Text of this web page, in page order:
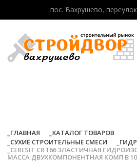
пос. Вахрушево,
ГЛАВНАЯ
КАТАЛОГ ТОВАРОВ
СУХИЕ СТРОИТЕЛЬНЫЕ СМЕСИ
CERESIT CR 166 ЭЛАСТИЧНАЯ
МАССА ДВУХКОМПОНЕНТНАЯ КОМП B